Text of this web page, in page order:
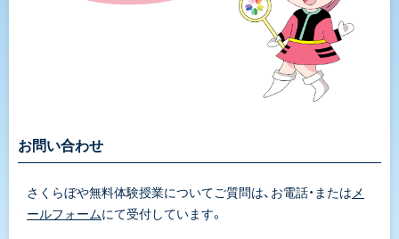
お問い合わせ
さくらぼや無料体験授業についてご質問は、お電話・または メ
ールフォームにて受付しています。